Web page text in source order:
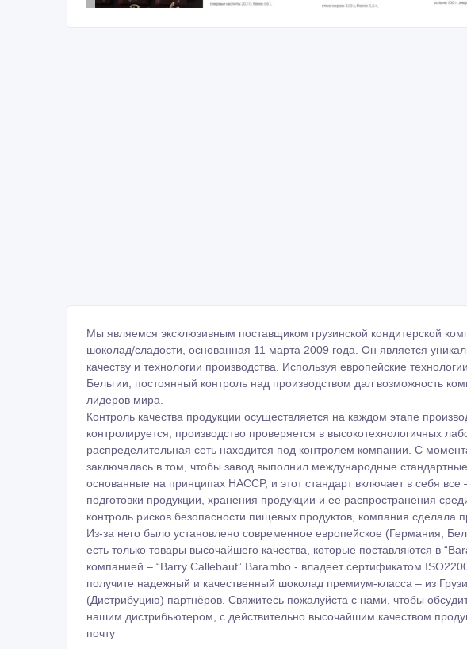
Мы являемся эксклюзивным поставщиком грузинской кондитерской
шоколад/сладости, основанная 11 марта 2009 года. Он является
качеству и технологии производства. Используя европейские
Бельгии, постоянный контроль над производством дал возможность
лидеров мира.
Контроль качества продукции осуществляется на каждом этапе
контролируется, производство проверяется в высокотехнологичных
распределительная сеть находится под контролем компании. С
заключалась в том, чтобы завод выполнил международные
основанные на принципах HACCP, и этот стандарт включает в себя
подготовки продукции, хранения продукции и ее распространения
контроль рисков безопасности пищевых продуктов, компания сделала
Из-за него было установлено современное европейское (Германия,
есть только товары высочайшего качества, которые поставляются в
компанией – “Barry Callebaut” Barambo - владеет сертификатом
получите надежный и качественный шоколад премиум-класса – из
(Дистрибуцию) партнёров. Свяжитесь пожалуйста с нами, чтобы
нашим дистрибьютером, с действительно высочайшим качеством
почту